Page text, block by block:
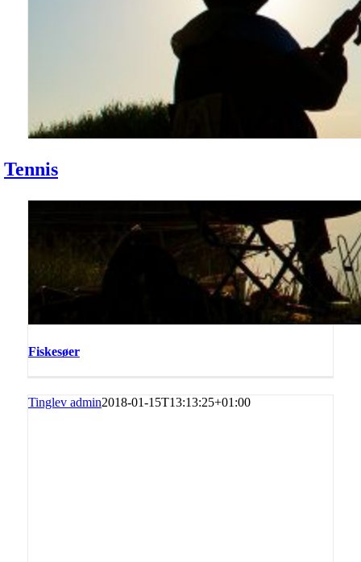
Fritidscentre
Motionscentre
Fiskesøer
Fiskesøer
Tinglev admin2018-01-15T13:13:25+01:00
Tinglev stierne
Golf
Tennis